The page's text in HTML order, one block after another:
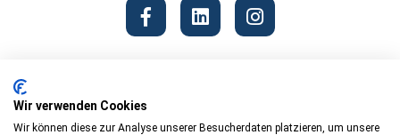
Wir verwenden Cookies
Wir können diese zur Analyse unserer Besucherdaten platzieren, um unsere